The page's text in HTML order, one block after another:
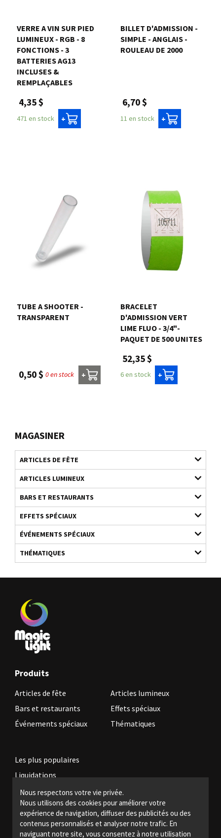
Nous respectons votre vie privée.
Nous utilisons des cookies pour améliorer votre
expérience de navigation, diffuser des publicités ou des
contenus personnalisés et analyser notre trafic. En
naviguant notre site, vous consentez à notre utilisation
MAGASINER
ARTICLES DE FÊTE
ARTICLES LUMINEUX
BARS ET RESTAURANTS
EFFETS SPÉCIAUX
ÉVÉNEMENTS SPÉCIAUX
THÉMATIQUES
VERRE A VIN SUR PIED
LUMINEUX - RGB - 8
FONCTIONS - 3
BATTERIES AG13
INCLUSES &
REMPLAÇABLES
4,35 $
471 en stock +
BILLET D'ADMISSION -
SIMPLE - ANGLAIS -
ROULEAU DE 2000
6,70 $
11 en stock +
TUBE A SHOOTER -
TRANSPARENT
0,50 $ 0 en stock +
BRACELET
D'ADMISSION VERT
LIME FLUO - 3/4"-
PAQUET DE 500 UNITES
52,35 $
6 en stock +
Produits
Articles de fête
Articles lumineux
Bars et restaurants
Effets spéciaux
Événements spéciaux
Thématiques
Les plus populaires
Liquidations
Devenez revendeur
Politiques légales